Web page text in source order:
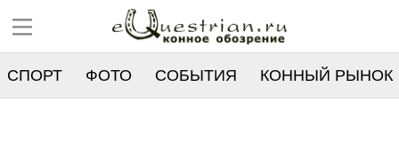
СПОРТ ФОТО СОБЫТИЯ КОННЫЙ РЫНОК